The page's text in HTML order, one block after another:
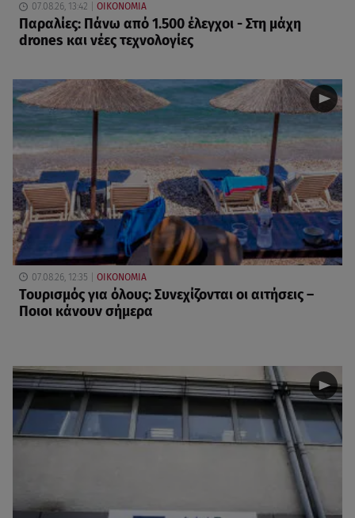
07.08.26, 13:42 ΟΙΚΟΝΟΜΙΑ
Παραλίες: Πάνω από 1.500 έλεγχοι - Στη μάχη
drones και νέες τεχνολογίες
07.08.26, 12:35 ΟΙΚΟΝΟΜΙΑ
Τουρισμός για όλους: Συνεχίζονται οι αιτήσεις –
Ποιοι κάνουν σήμερα